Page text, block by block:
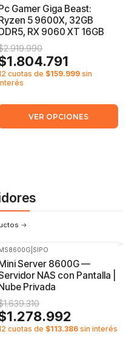
Pc Gamer Giga Beast:
Ryzen 5 9600X, 32GB
DDR5, RX 9060 XT 16GB
cuotas de $159.999 sin
VER OPCIONES
OFF
SIPO
Server 8600G —
NAS con Pantalla |
Privada
cuotas de $113.386 sin interés